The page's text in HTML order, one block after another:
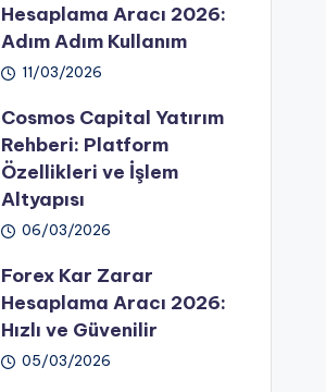
Hesaplama Aracı 2026:
Adım Adım Kullanım
11/03/2026
Cosmos Capital Yatırım
Rehberi: Platform
Özellikleri ve İşlem
Altyapısı
06/03/2026
Forex Kar Zarar
Hesaplama Aracı 2026:
Hızlı ve Güvenilir
05/03/2026